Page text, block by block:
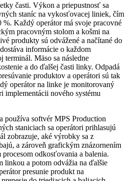
časti. Výkon a priepustnosť sa
staníc na vykosťovacej liniek, čím
Každý operátor má svoje pracovné
pracovným stolom a košmi na
produkty sú odvážené a načítané do
informácie o každom
terminál. Mäso sa následne
a do ďalšej časti linky. Odpadá
produktov a operátori sú tak
operátor na linke je monitorovaný
implementácii nového systému
používa softvér MPS Production
staniciach sa operátori prihlasujú
zobrazuje, aké výrobky sa z
a zároveň grafickým znázornením
odkosťovania a balenia.
linkou a potom odvážia na ďalšie
presunie produkt na